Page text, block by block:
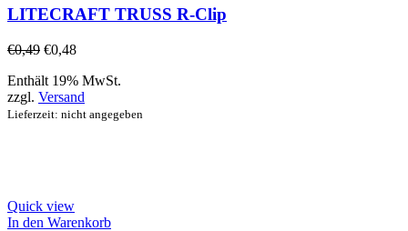
LITECRAFT TRUSS R-Clip
€0,49 €0,48
Enthält 19% MwSt.
zzgl. Versand
Lieferzeit: nicht angegeben
Quick view
In den Warenkorb